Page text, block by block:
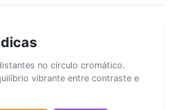
no círculo cromático.
vibrante entre contraste e